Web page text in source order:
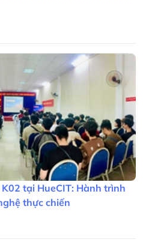
tại HueCIT: Hành trình
thực chiến